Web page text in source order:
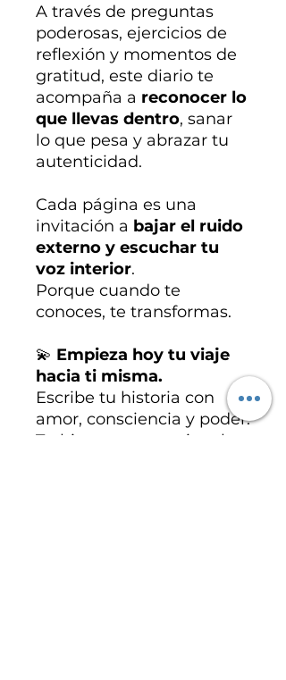
A través de preguntas
poderosas, ejercicios de
reflexión y momentos de
gratitud, este diario te
acompaña a reconocer lo
que llevas dentro, sanar
lo que pesa y abrazar tu
autenticidad.
Cada página es una
invitación a bajar el ruido
externo y escuchar tu
voz interior.
Porque cuando te
conoces, te transformas.
💫 Empieza hoy tu viaje
hacia ti misma.
Escribe tu historia con
amor, consciencia y poder.
Tu bienestar emocional